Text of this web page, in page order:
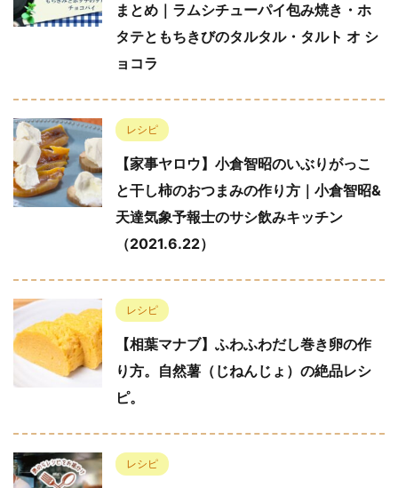
まとめ｜ラムシチューパイ包み焼き・ホ
タテともちきびのタルタル・タルト オ シ
ョコラ
レシピ
【家事ヤロウ】小倉智昭のいぶりがっこ
と干し柿のおつまみの作り方｜小倉智昭&
天達気象予報士のサシ飲みキッチン
（2021.6.22）
レシピ
【相葉マナブ】ふわふわだし巻き卵の作
り方。自然薯（じねんじょ）の絶品レシ
ピ。
レシピ